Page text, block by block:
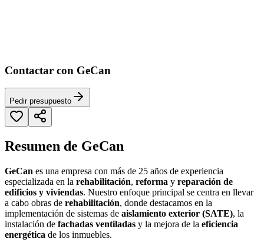
Contactar con GeCan
Pedir presupuesto
Resumen de GeCan
GeCan es una empresa con más de 25 años de experiencia
especializada en la rehabilitación, reforma y reparación de
edificios y viviendas. Nuestro enfoque principal se centra en llevar
a cabo obras de rehabilitación, donde destacamos en la
implementación de sistemas de aislamiento exterior (SATE), la
instalación de fachadas ventiladas y la mejora de la eficiencia
energética de los inmuebles.